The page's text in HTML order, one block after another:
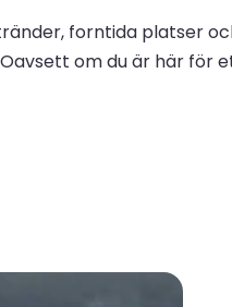
forntida platser
om du är här